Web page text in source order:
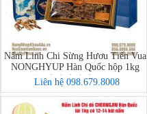
Nấm Linh Chi Sừng Hươu Tiến Vua
NONGHYUP Hàn Quốc hộp 1kg
(녹각영지버섯1000g)
Liên hệ 098.679.8008